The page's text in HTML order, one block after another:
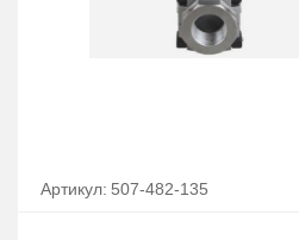
Артикул: 507-482-135